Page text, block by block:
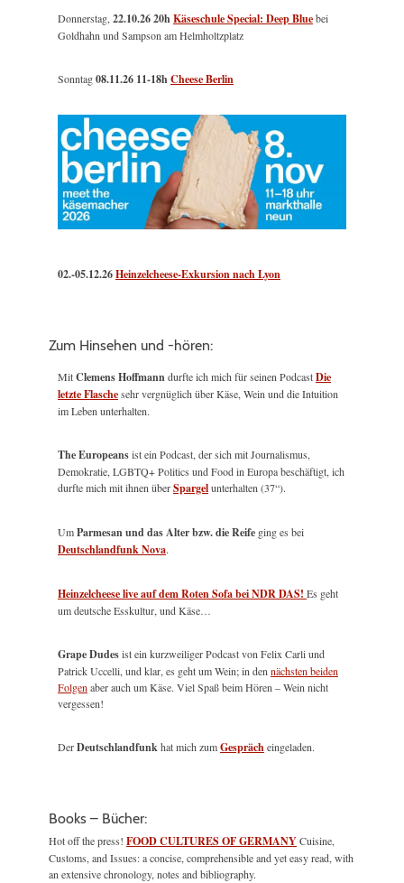
Donnerstag, 22.10.26 20hKäseschule Special: Deep Bluebei
Goldhahn und Sampson am Helmholtzplatz
Sonntag08.11.26 11-18hCheese Berlin
02.-05.12.26Heinzelcheese-Exkursion nach Lyon
Zum Hinsehen und -hören:
MitClemens Hoffmanndurfte ich mich für seinen PodcastDie
letzte Flaschesehr vergnüglich über Käse, Wein und die Intuition
im Leben unterhalten.
The Europeansist ein Podcast, der sich mit Journalismus,
Demokratie, LGBTQ+ Politics und Food in Europa beschäftigt, ich
durfte mich mit ihnen überSpargelunterhalten (37“).
UmParmesan und das Alter bzw. die Reife ging es bei
Deutschlandfunk Nova.
Heinzelcheese live auf dem Roten Sofa bei NDR DAS! Es geht
um deutsche Esskultur, und Käse…
Grape Dudesist ein kurzweiliger Podcast von Felix Carli und
Patrick Uccelli, und klar, es geht um Wein; in dennächsten beiden
Folgenaber auch um Käse. Viel Spaß beim Hören – Wein nicht
vergessen!
DerDeutschlandfunkhat mich zumGesprächeingeladen.
Books – Bücher:
Hot off the press! FOOD CULTURES OF GERMANYCuisine,
Customs, and Issues: a concise, comprehensible and yet easy read, with
an extensive chronology, notes and bibliography.